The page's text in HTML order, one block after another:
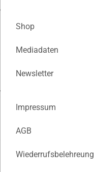
Shop
Mediadaten
Newsletter
Impressum
AGB
Wiederrufsbelehreung